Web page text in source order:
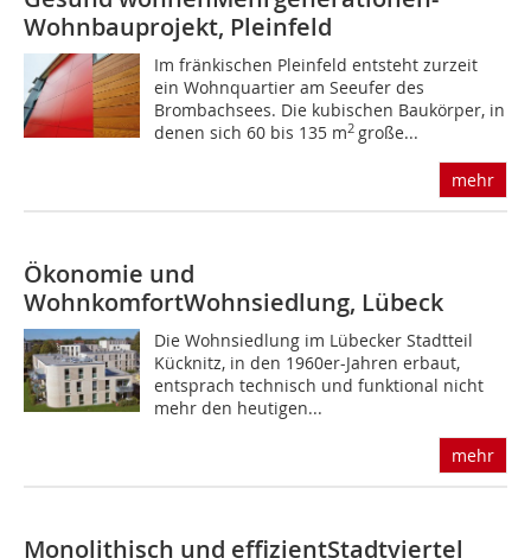
Wohnbauprojekt, Pleinfeld
Im fränkischen Pleinfeld entsteht zurzeit
ein Wohnquartier am Seeufer des
Brombachsees. Die kubischen Baukörper, in
denen sich 60 bis 135 m2 große...
mehr
Ökonomie und
WohnkomfortWohnsiedlung, Lübeck
Die Wohnsiedlung im Lübecker Stadtteil
Kücknitz, in den 1960er-Jahren erbaut,
entsprach technisch und funktional nicht
mehr den heutigen...
mehr
Monolithisch und effizientStadtviertel